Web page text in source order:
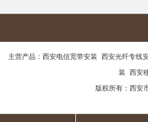
主营产品：西安电信宽带安装 西安光纤专
装 西安
版权所有：西安